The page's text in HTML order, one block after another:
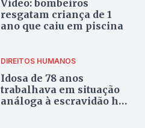
Vídeo: bombeiros
resgatam criança de 1
ano que caiu em piscina
DIREITOS HUMANOS
Idosa de 78 anos
trabalhava em situação
análoga à escravidão há